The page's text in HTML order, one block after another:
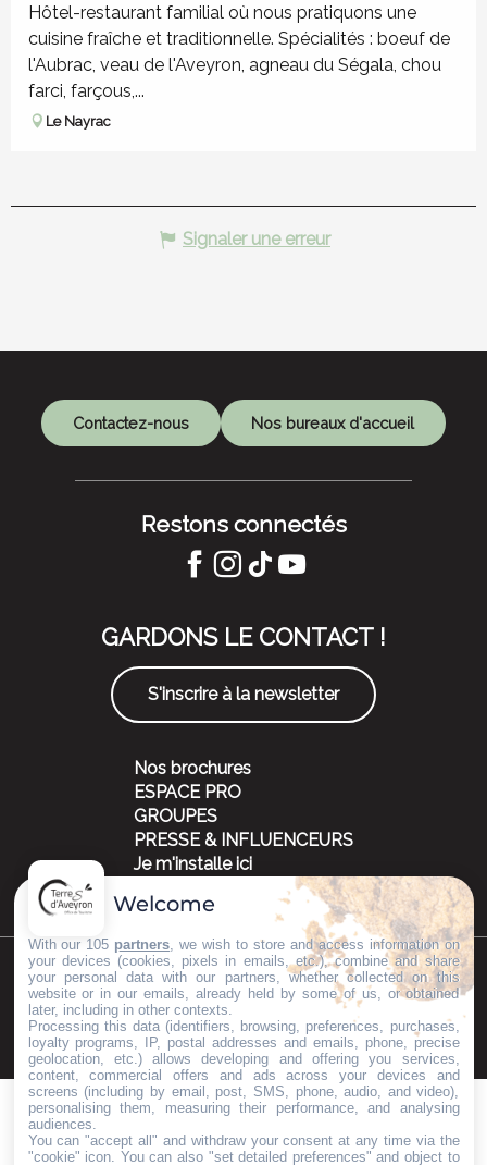
Hôtel-restaurant familial où nous pratiquons une
cuisine fraîche et traditionnelle. Spécialités : boeuf de
l'Aubrac, veau de l'Aveyron, agneau du Ségala, chou
farci, farçous,...
Le Nayrac
Signaler une erreur
Contactez-nous Nos bureaux d'accueil
Restons connectés
GARDONS LE CONTACT !
S'inscrire à la newsletter
Nos brochures
ESPACE PRO
GROUPES
PRESSE & INFLUENCEURS
Je m'installe ici
©Copyright 2023 Mentions légalesPartenaires
Welcome
With our 105 partners , we wish to store and access information on
your devices (cookies, pixels in emails, etc.), combine and share
your personal data with our partners, whether collected on this
website or in our emails, already held by some of us, or obtained
later, including in other contexts.
Processing this data (identifiers, browsing, preferences, purchases,
loyalty programs, IP, postal addresses and emails, phone, precise
geolocation, etc.) allows developing and offering you services,
content, commercial offers and ads across your devices and
screens (including by email, post, SMS, phone, audio, and video),
personalising them, measuring their performance, and analysing
audiences.
You can "accept all" and withdraw your consent at any time via the
"cookie" icon . You can also "set detailed preferences" and object to